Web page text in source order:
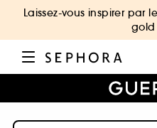
Laissez-vous inspirer par
gold